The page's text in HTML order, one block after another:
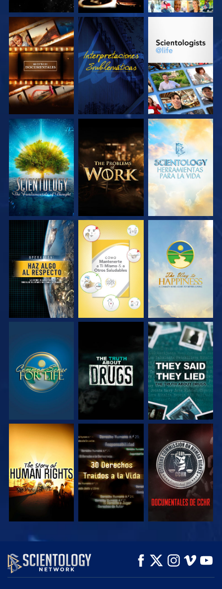
EXPLORA LAS
SERIES
VE
EXPLORA LAS
EXPLORA LAS
SERIES
EXPLORA LAS
SERIES
EXPLORA LAS
SERIES
VE VE VE
VE VE
VE VE VE
VE
EXPLORA LAS
SERIES